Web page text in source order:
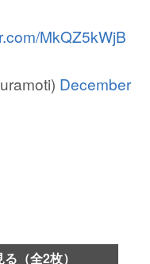
MkQZ5kWjB
December
（全2枚）